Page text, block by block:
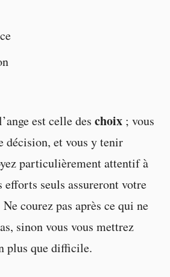
est celle des choix; vous
décision, et vous y tenir
particulièrement attentif à
seuls assureront votre
courez pas après ce qui ne
sinon vous vous mettrez
plus que difficile.